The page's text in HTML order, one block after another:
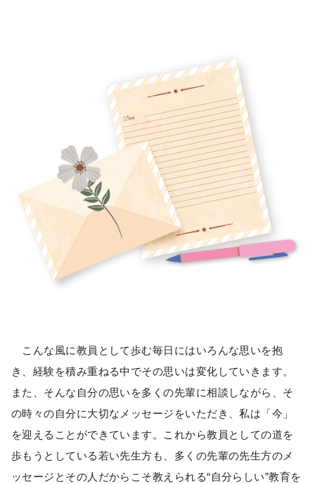
こんな風に教員として歩む毎日にはいろんな思いを抱
き、経験を積み重ねる中でその思いは変化していきます。
また、そんな自分の思いを多くの先輩に相談しながら、そ
の時々の自分に大切なメッセージをいただき、私は「今」
を迎えることができています。これから教員としての道を
歩もうとしている若い先生方も、多くの先輩の先生方のメ
ッセージとその人だからこそ教えられる“自分らしい”教育を